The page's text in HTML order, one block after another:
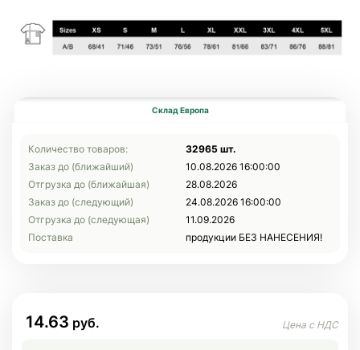
Склад Европа
Количество товаров:
32965 шт.
Заказ до (ближайший)
10.08.2026 16:00:00
Отгрузка до (ближайшая)
28.08.2026
Заказ до (следующий)
24.08.2026 16:00:00
Отгрузка до (следующая)
11.09.2026
Поставка
продукции БЕЗ НАНЕСЕНИЯ!
14.63